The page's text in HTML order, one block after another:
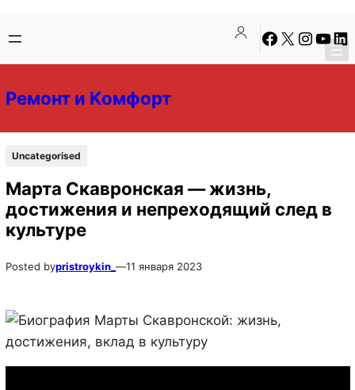
содержимому
содержимому
Facebook
X Instagram
Ремонт и Комфорт
Uncategorised
Марта Скавронская — жизнь,
достижения и непреходящий след в
культуре
Posted bypristroykin_ —11 января 2023